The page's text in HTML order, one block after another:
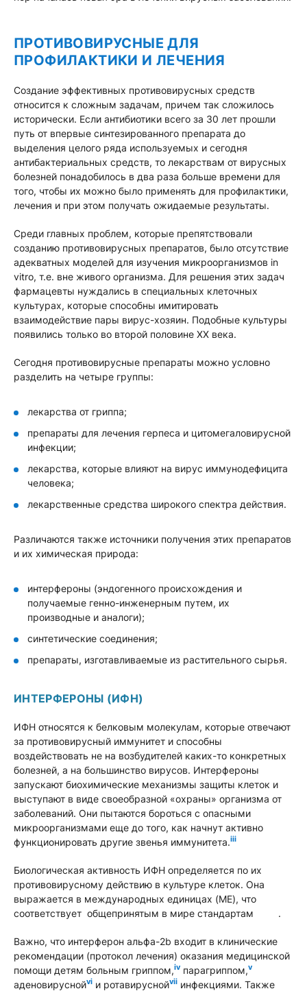
ПРОТИВОВИРУСНЫЕ ДЛЯ
ПРОФИЛАКТИКИ И ЛЕЧЕНИЯ
Создание эффективных противовирусных средств
относится к сложным задачам, причем так сложилось
исторически. Если антибиотики всего за 30 лет прошли
путь от впервые синтезированного препарата до
выделения целого ряда используемых и сегодня
антибактериальных средств, то лекарствам от вирусных
болезней понадобилось в два раза больше времени для
того, чтобы их можно было применять для профилактики,
лечения и при этом получать ожидаемые результаты.
Среди главных проблем, которые препятствовали
созданию противовирусных препаратов, было отсутствие
адекватных моделей для изучения микроорганизмов in
vitro, т.е. вне живого организма. Для решения этих задач
фармацевты нуждались в специальных клеточных
культурах, которые способны имитировать
взаимодействие пары вирус-хозяин. Подобные культуры
появились только во второй половине XX века.
Сегодня противовирусные препараты можно условно
разделить на четыре группы:
лекарства от гриппа;
препараты для лечения герпеса и цитомегаловирусной
инфекции;
лекарства, которые влияют на вирус иммунодефицита
человека;
лекарственные средства широкого спектра действия.
Различаются также источники получения этих препаратов
и их химическая природа:
интерфероны (эндогенного происхождения и
получаемые генно-инженерным путем, их
производные и аналоги);
синтетические соединения;
препараты, изготавливаемые из растительного сырья.
ИНТЕРФЕРОНЫ (ИФН)
ИФН относятся к белковым молекулам, которые отвечают
за противовирусный иммунитет и способны
воздействовать не на возбудителей каких-то конкретных
болезней, а на большинство вирусов. Интерфероны
запускают биохимические механизмы защиты клеток и
выступают в виде своеобразной «охраны» организма от
заболеваний. Они пытаются бороться с опасными
микроорганизмами еще до того, как начнут активно
функционировать другие звенья иммунитета.iii
Биологическая активность ИФН определяется по их
противовирусному действию в культуре клеток. Она
выражается в международных единицах (ME), что
соответствует общепринятым в мире стандартам .
Важно, что интерферон альфа-2b входит в клинические
рекомендации (протокол лечения) оказания медицинской
помощи детям больным гриппом,iv парагриппом,v
аденовируснойvi и ротавируснойvii инфекциями. Также